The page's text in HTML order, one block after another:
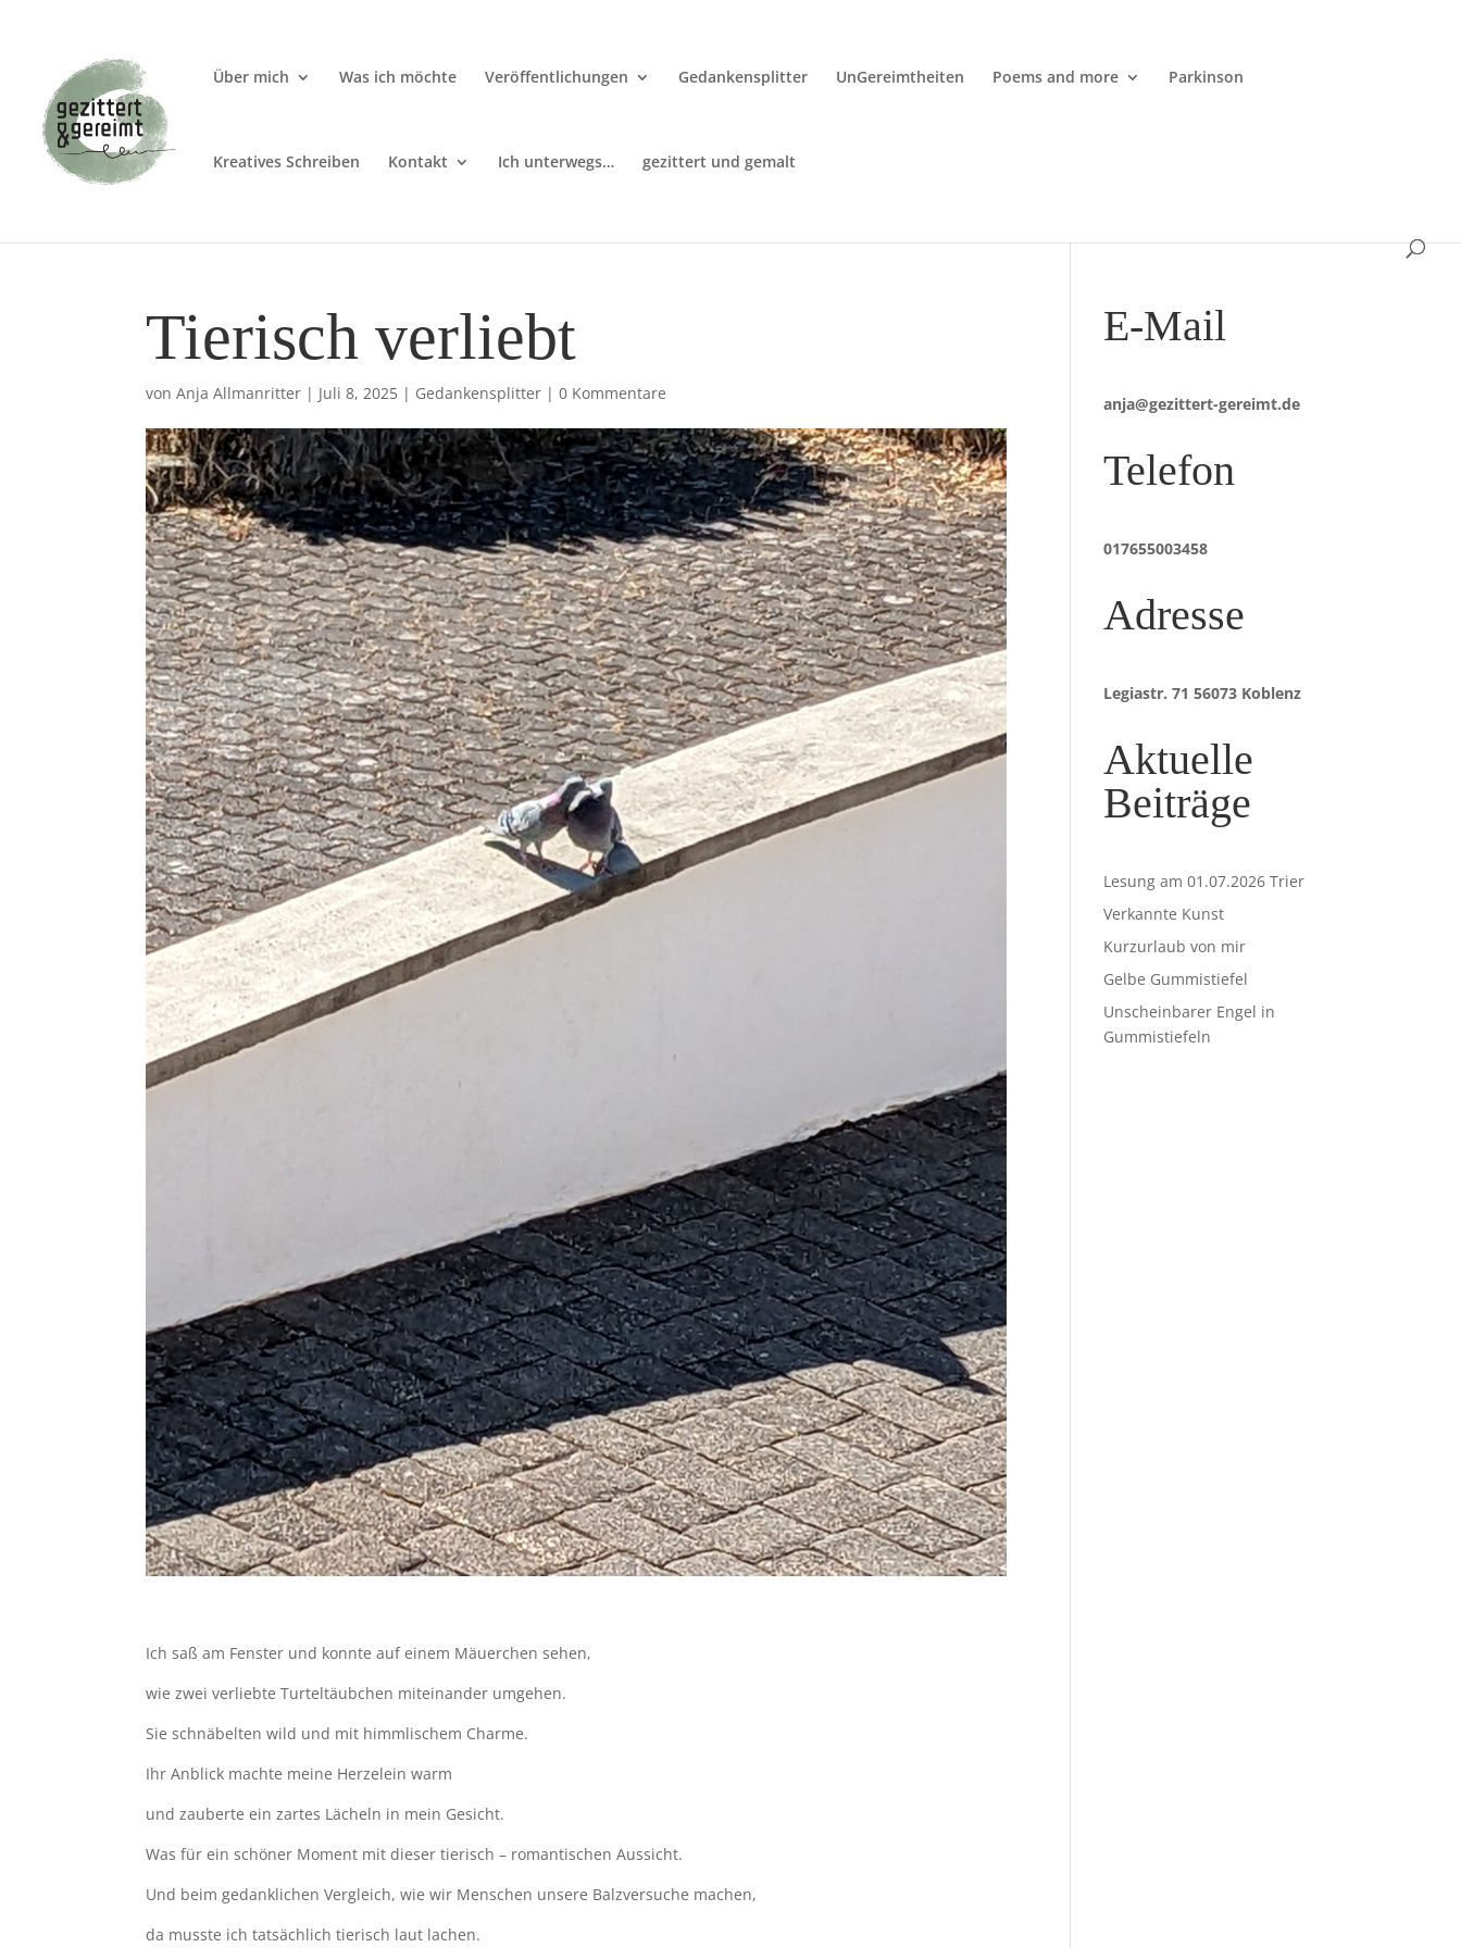
Über mich Was ich möchte Veröffentlichungen Gedankensplitter UnGereimtheiten Poems and more Parkinson
Kreatives Schreiben Kontakt Ich unterwegs… gezittert und gemalt
Tierisch verliebt
vonAnja Allmanritter | Juli 8, 2025 | Gedankensplitter |0 Kommentare
Ich saß am Fenster und konnte auf einem Mäuerchen sehen,
wie zwei verliebte Turteltäubchen miteinander umgehen.
Sie schnäbelten wild und mit himmlischem Charme.
Ihr Anblick machte meine Herzelein warm
und zauberte ein zartes Lächeln in mein Gesicht.
Was für ein schöner Moment mit dieser tierisch – romantischen Aussicht.
Und beim gedanklichen Vergleich, wie wir Menschen unsere Balzversuche machen,
da musste ich tatsächlich tierisch laut lachen.
E-Mail
anja@gezittert-gereimt.de
Telefon
017655003458
Adresse
Legiastr. 71 56073 Koblenz
Aktuelle
Beiträge
Lesung am 01.07.2026 Trier
Verkannte Kunst
Kurzurlaub von mir
Gelbe Gummistiefel
Unscheinbarer Engel in
Gummistiefeln